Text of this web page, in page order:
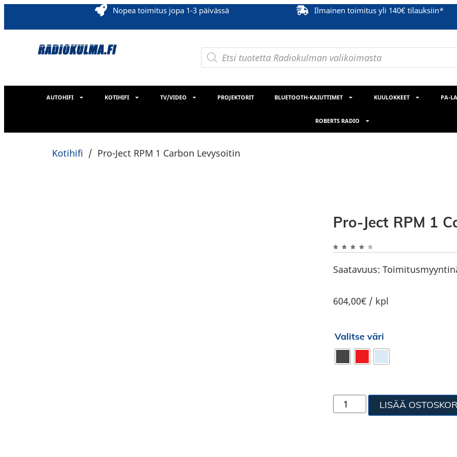
Nopea toimitus jopa 1-3 päivässä Ilmainen toimitus yli 140€ tilauksiin*
AUTOHIFI KOTIHIFI TV/VIDEO PROJEKTORIT BLUETOOTH-KAIUTTIMET KUULOKKEET PA-
ROBERTS RADIO
Kotihifi / Pro-Ject RPM 1 Carbon Levysoitin
Pro-Ject RPM 1
Saatavuus:
604,00€ / kpl
Valitse väri
LISÄÄ